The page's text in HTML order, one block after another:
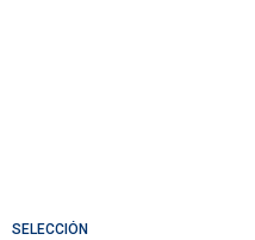
SELECCIÓN